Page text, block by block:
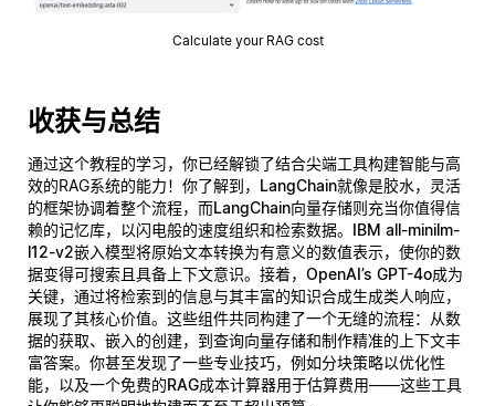
Calculate your RAG cost
收获与总结
通过这个教程的学习，你已经解锁了结合尖端工具构建智能与高
效的RAG系统的能力！你了解到， LangChain就像是胶水，灵活
的框架协调着整个流程，而LangChain向量存储则充当你值得信
赖的记忆库，以闪电般的速度组织和检索数据。 IBM all-minilm-
l12-v2嵌入模型将原始文本转换为有意义的数值表示，使你的数
据变得可搜索且具备上下文意识。接着， OpenAI’s GPT-4o成为
关键，通过将检索到的信息与其丰富的知识合成生成类人响应，
展现了其核心价值。这些组件共同构建了一个无缝的流程：从数
据的获取、嵌入的创建，到查询向量存储和制作精准的上下文丰
富答案。你甚至发现了一些专业技巧，例如分块策略以优化性
能，以及一个免费的RAG成本计算器用于估算费用——这些工具